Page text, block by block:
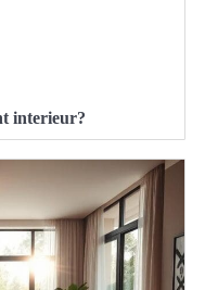
interieur?